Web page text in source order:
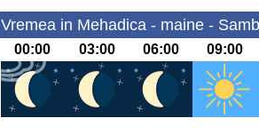
Vremea in Mehadica - maine -
00:00 03:00 06:00 09:00